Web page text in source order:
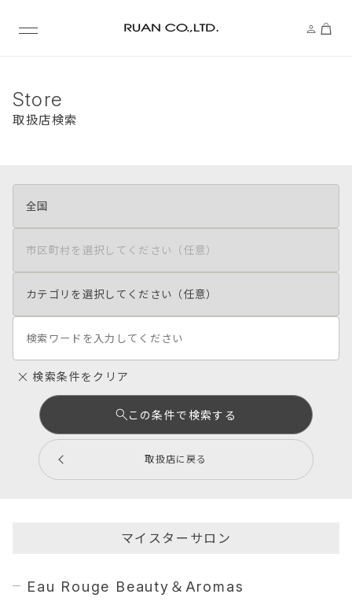
Store
取扱店検索
検索条件をクリア
この条件で検索する
取扱店に戻る
マイスターサロン
Eau Rouge Beauty＆Aromas